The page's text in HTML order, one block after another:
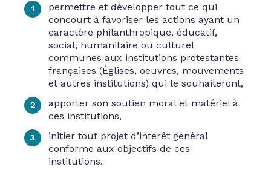
permettre et développer tout ce qui
concourt à favoriser les actions ayant un
caractère philanthropique, éducatif,
social, humanitaire ou culturel
communes aux institutions protestantes
françaises (Églises, oeuvres, mouvements
et autres institutions) qui le souhaiteront,
apporter son soutien moral et matériel à
ces institutions,
initier tout projet d’intérêt général
conforme aux objectifs de ces
institutions.